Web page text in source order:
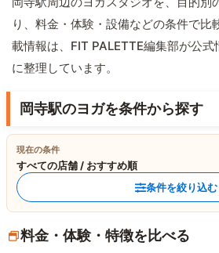
り、料金・体験・設備などの条件で比
載情報は、FIT PALETTE編集部が公式
に整理しています。
岡寺駅のヨガを条件から探す
現在の条件
すべての店舗 / おすすめ順
条件を絞り込む
料金・体験・特徴を比べる